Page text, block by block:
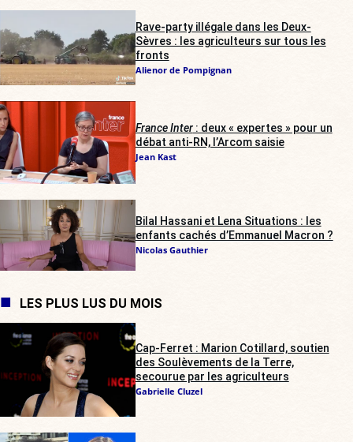
Rave-party illégale dans les Deux-
Sèvres : les agriculteurs sur tous les
fronts
Alienor de Pompignan
France Inter: deux « expertes » pour un
débat anti-RN, l’Arcom saisie
Jean Kast
Bilal Hassani et Lena Situations : les
enfants cachés d’Emmanuel Macron ?
Nicolas Gauthier
LES PLUS LUS DU MOIS
Cap-Ferret : Marion Cotillard, soutien
des Soulèvements de la Terre,
secourue par les agriculteurs
Gabrielle Cluzel